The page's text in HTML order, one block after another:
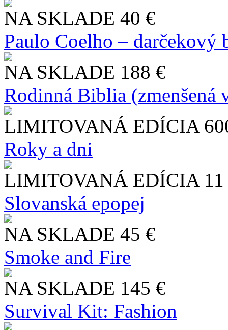
NA SKLADE 40 €
Paulo Coelho – darčekový
NA SKLADE 188 €
Rodinná Biblia (zmenšená
LIMITOVANÁ EDÍCIA
Roky a dni
LIMITOVANÁ EDÍCIA
Slo​vanská epopej
NA SKLADE 45 €
Smoke and Fire
NA SKLADE 145 €
Survival Kit: Fashion